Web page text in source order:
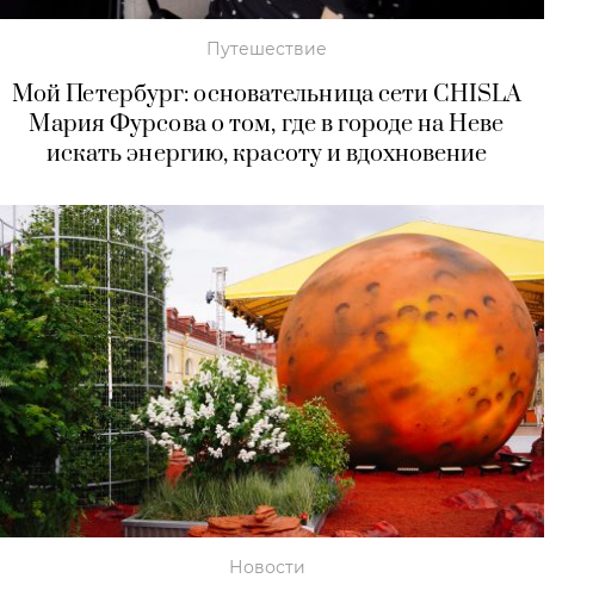
Путешествие
Мой Петербург: основательница сети CHISLA
Мария Фурсова о том, где в городе на Неве
искать энергию, красоту и вдохновение
Новости